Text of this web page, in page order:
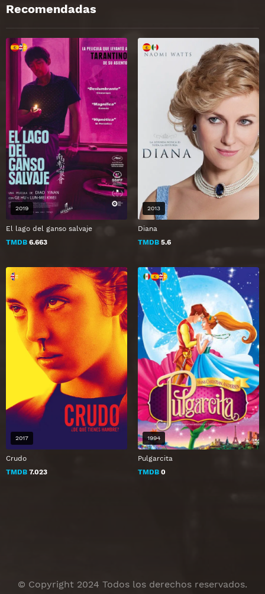
Recomendadas
El lago del ganso salvaje
TMDB 6.663
2019
Diana
TMDB 5.6
2013
Crudo
TMDB 7.023
2017
Pulgarcita
TMDB 0
1994
© Copyright 2024 Todos los derechos reservados.